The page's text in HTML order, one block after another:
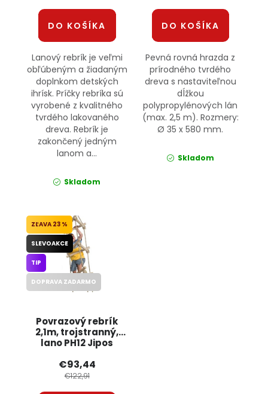
DO KOŠÍKA
Lanový rebrík je veľmi
obľúbeným a žiadaným
doplnkom detských
ihrísk. Príčky rebríka sú
vyrobené z kvalitného
tvrdého lakovaného
dreva. Rebrík je
zakončený jedným
lanom a...
Skladom
DO KOŠÍKA
Pevná rovná hrazda z
prírodného tvrdého
dreva s nastaviteľnou
dĺžkou
polypropylénových lán
(max. 2,5 m). Rozmery:
Ø 35 x 580 mm.
Skladom
Povrazový rebrík
2,1m, trojstranný,
lano PH12 Jipos
23 %
SLEVOAKCE
TIP
DOPRAVA ZADARMO
€93,44
€122,91